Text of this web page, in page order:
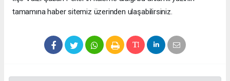
tamamına haber sitemiz üzerinden ulaşabilirsiniz.